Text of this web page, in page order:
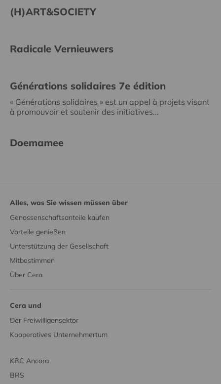
(H)ART&SOCIETY
Radicale Vernieuwers
Générations solidaires 7e édition
« Générations solidaires » est un appel à projets visant
à promouvoir et soutenir des initiatives...
Doemamee
Alles, was Sie wissen müssen über
Genossenschaftsanteile kaufen
Vorteile genießen
Unterstützung der Gesellschaft
Mitbestimmen
Über Cera
Cera und
Der Freiwilligensektor
Kooperatives Unternehmertum
KBC Ancora
BRS